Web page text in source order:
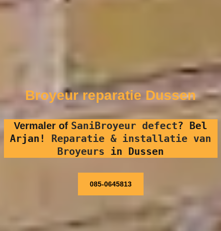
Broyeur reparatie Dussen
Vermaler of SaniBroyeur defect? Bel
Arjan! Reparatie & installatie van
Broyeurs in Dussen
085-0645813